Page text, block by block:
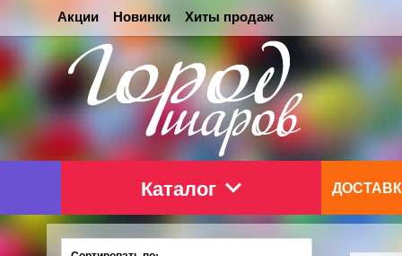
Акции Новинки Хиты продаж
Каталог